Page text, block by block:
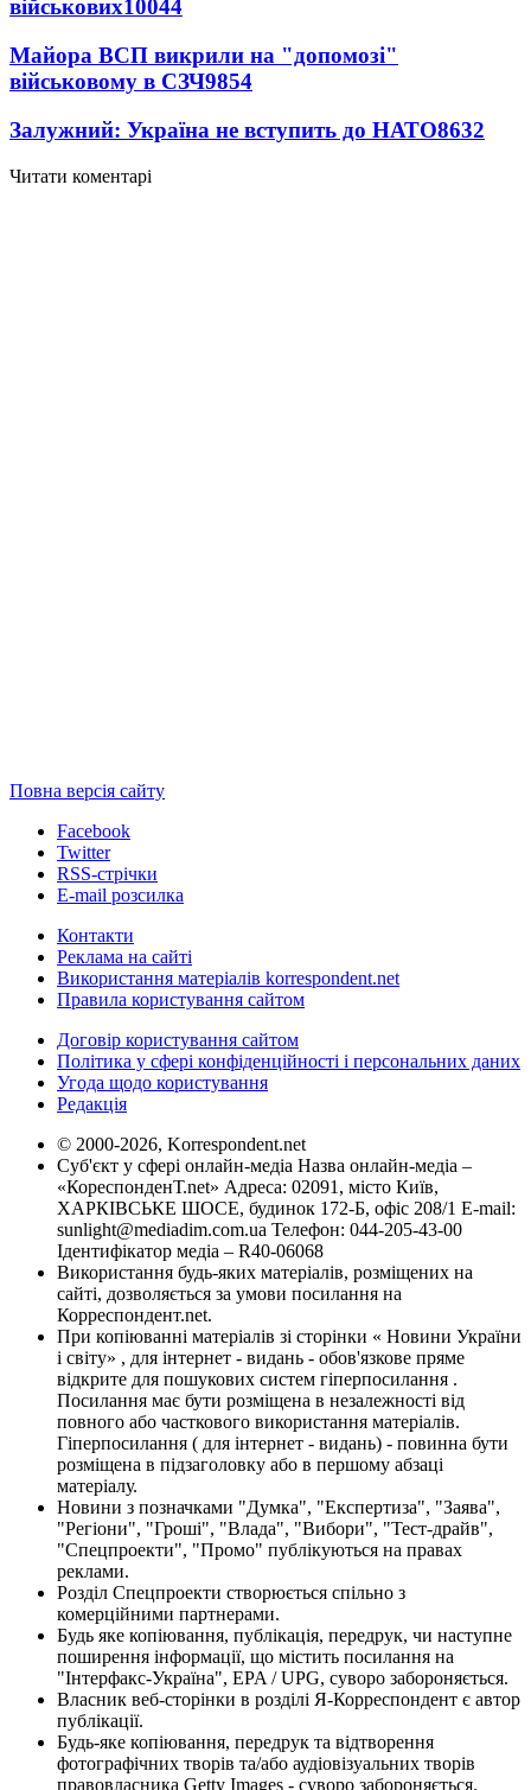
військових10044
Майора ВСП викрили на "допомозі"
військовому в СЗЧ9854
Залужний: Україна не вступить до НАТО8632
Читати коментарі
Повна версія сайту
Facebook
Twitter
RSS-стрічки
E-mail розсилка
Контакти
Реклама на сайті
Використання матеріалів korrespondent.net
Правила користування сайтом
Договір користування сайтом
Політика у сфері конфіденційності і персональних даних
Угода щодо користування
Редакція
© 2000-2026, Korrespondent.net
Суб'єкт у сфері онлайн-медіа Назва онлайн-медіа –
«КореспонденТ.net» Адреса: 02091, місто Київ,
ХАРКІВСЬКЕ ШОСЕ, будинок 172-Б, офіс 208/1 E-mail:
sunlight@mediadim.com.ua Телефон: 044-205-43-00
Ідентифікатор медіа – R40-06068
Використання будь-яких матеріалів, розміщених на
сайті, дозволяється за умови посилання на
Корреспондент.net.
При копіюванні матеріалів зі сторінки « Новини України
і світу» , для інтернет - видань - обов'язкове пряме
відкрите для пошукових систем гіперпосилання .
Посилання має бути розміщена в незалежності від
повного або часткового використання матеріалів.
Гіперпосилання ( для інтернет - видань) - повинна бути
розміщена в підзаголовку або в першому абзаці
матеріалу.
Новини з позначками "Думка", "Експертиза", "Заява",
"Регіони", "Гроші", "Влада", "Вибори", "Тест-драйв",
"Спецпроекти", "Промо" публікуються на правах
реклами.
Розділ Спецпроекти створюється спільно з
комерційними партнерами.
Будь яке копіювання, публікація, передрук, чи наступне
поширення інформації, що містить посилання на
"Інтерфакс-Україна", EPA / UPG, суворо забороняється.
Власник веб-сторінки в розділі Я-Корреспондент є автор
публікації.
Будь-яке копіювання, передрук та відтворення
фотографічних творів та/або аудіовізуальних творів
правовласника Getty Images - суворо забороняється.